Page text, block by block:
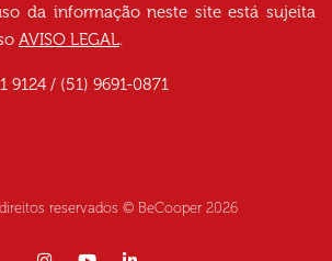
da informação neste site está sujeita
AVISO LEGAL.
9124 / (51) 9691-0871
reservados © BeCooper 2026